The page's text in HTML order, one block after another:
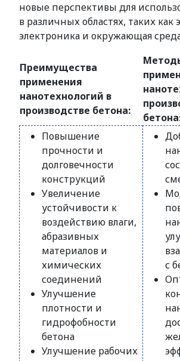
новые перспективы для
в различных областях, таких как
электроника и окружающая
Преимущества
применения
нанотехнологий в
производстве бетона:
Повышение
прочности и
долговечности
конструкций
Увеличение
устойчивости к
воздействию влаги,
абразивных
материалов и
химических
соединений
Улучшение
плотности и
гидрофобности
бетона
Улучшение рабочих
с